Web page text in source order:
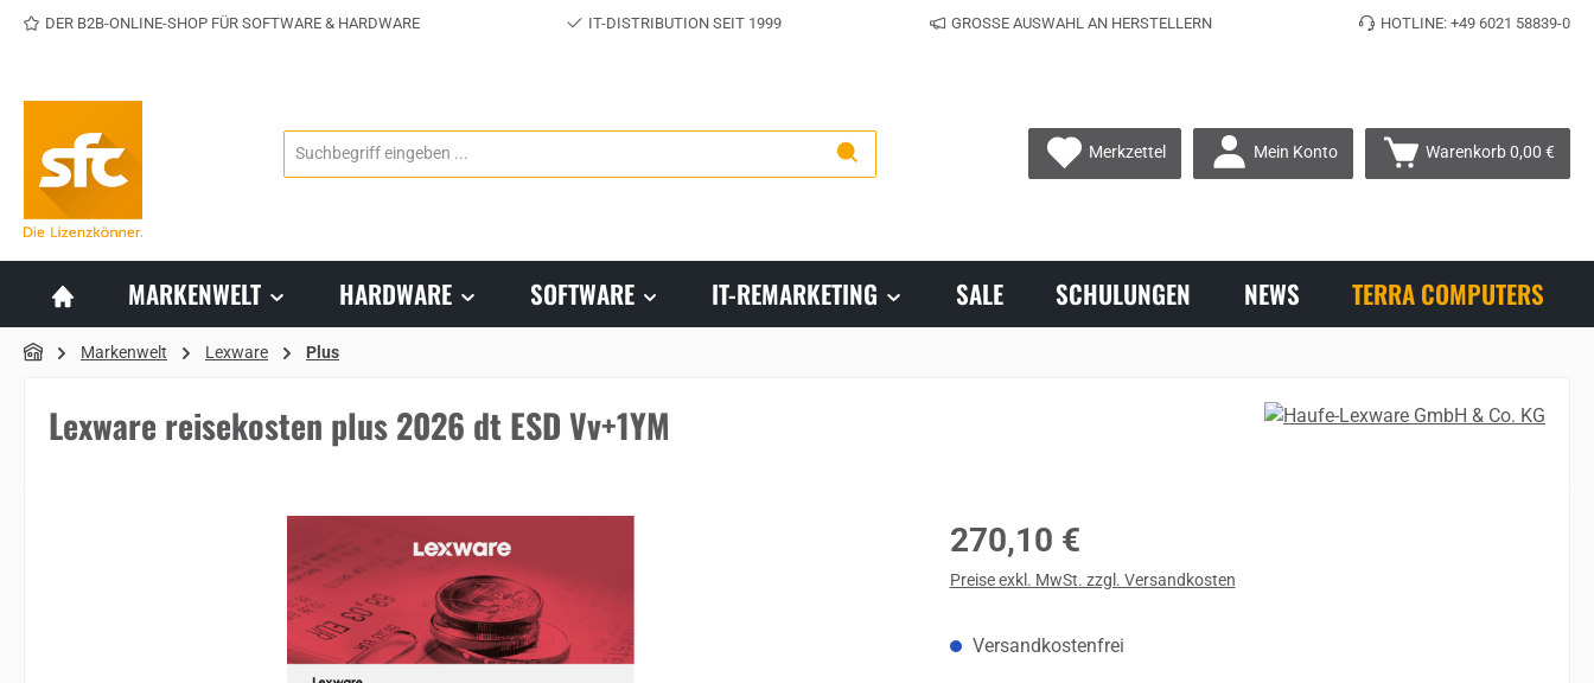
Hauptinhalt springen
Zur Suche springen
Zur Hauptnavigation springen
DER B2B-ONLINE-SHOP FÜR SOFTWARE & HARDWARE IT-DISTRIBUTION SEIT 1999 GROSSE AUSWAHL AN HERSTELLERN HOTLINE: +49 6021 58839-0
Merkzettel Mein Konto Warenkorb0,00 €
MARKENWELT HARDWARE SOFTWARE IT-REMARKETING SALE SCHULUNGEN NEWS TERRA COMPUTERS
Markenwelt Lexware Plus
Lexware reisekosten plus 2026 dt ESD Vv+1YM
Regulärer Preis:
270,10 €
Preise exkl. MwSt. zzgl. Versandkosten
Versandkostenfrei